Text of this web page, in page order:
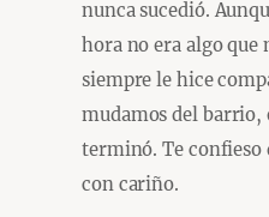
nunca sucedió.
hora no era algo que
siempre le hice
mudamos del barrio,
terminó. Te confieso
con cariño.